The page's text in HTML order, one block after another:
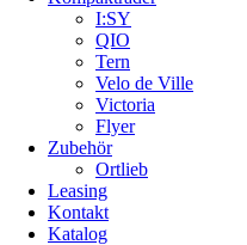
I:SY
QIO
Tern
Velo de Ville
Victoria
Flyer
Zubehör
Ortlieb
Leasing
Kontakt
Katalog